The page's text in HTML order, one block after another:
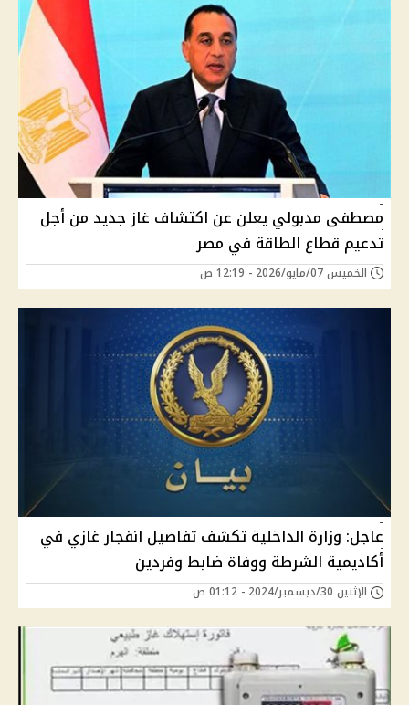
مصطفى مدبولي يعلن عن اكتشاف غاز جديد من أجل
تدعيم قطاع الطاقة في مصر
الخميس 07/مايو/2026 - 12:19 ص
عاجل: وزارة الداخلية تكشف تفاصيل انفجار غازي في
أكاديمية الشرطة ووفاة ضابط وفردين
الإثنين 30/ديسمبر/2024 - 01:12 ص